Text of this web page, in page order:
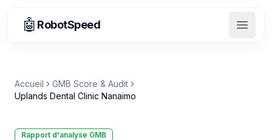
🤖 RobotSpeed
Accueil
GMB Score & Audit
Uplands Dental Clinic Nanaimo
Rapport d'analyse GMB